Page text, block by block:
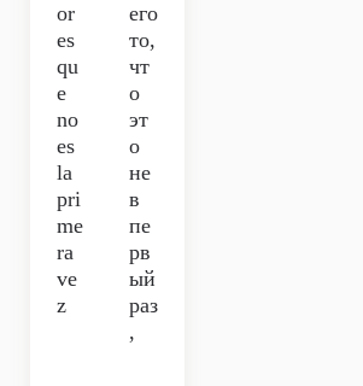
or
es
qu
e
no
es
la
pri
me
ra
ve
z
его
то,
чт
о
эт
о
не
в
пе
рв
ый
раз
,